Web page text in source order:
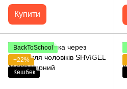
Купити
BackToSchool
−22%
Кешбек